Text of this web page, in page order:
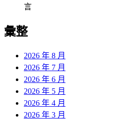
言
彙整
2026 年 8 月
2026 年 7 月
2026 年 6 月
2026 年 5 月
2026 年 4 月
2026 年 3 月